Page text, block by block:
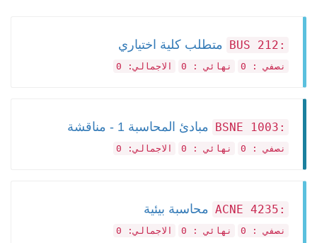
:BUS 212 متطلب كلية اختياري
نصفي : 0 نهائي : 0 الاجمالي: 0
:BSNE 1003 مبادئ المحاسبة 1 - مناقشة
نصفي : 0 نهائي : 0 الاجمالي: 0
:ACNE 4235 محاسبة بيئية
نصفي : 0 نهائي : 0 الاجمالي: 0